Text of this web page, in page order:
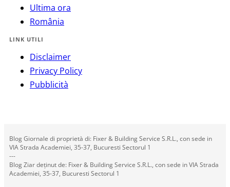
Ultima ora
România
LINK UTILI
Disclaimer
Privacy Policy
Pubblicità
Blog Giornale di proprietà di: Fixer & Building Service S.R.L., con sede in
VIA Strada Academiei, 35-37, Bucuresti Sectorul 1
---
Blog Ziar deținut de: Fixer & Building Service S.R.L., con sede in VIA Strada
Academiei, 35-37, Bucuresti Sectorul 1